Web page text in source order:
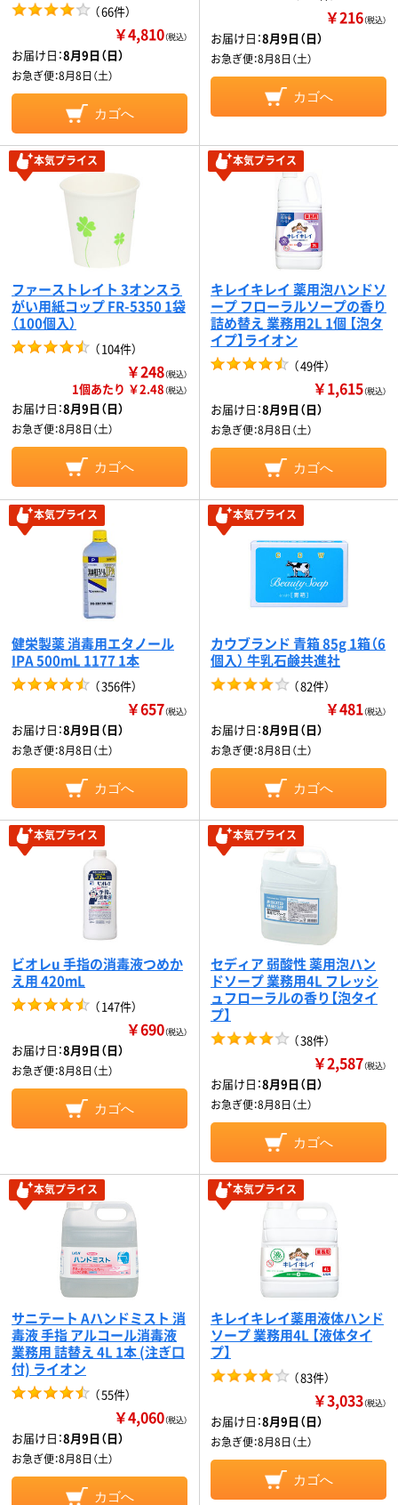
（66件）
￥4,810（税込）
お届け日：8月9日（日）
お急ぎ便：8月8日（土）
カゴへ
￥216（税込）
お届け日：8月9日（日）
お急ぎ便：8月8日（土）
カゴへ
本気プライス
ファーストレイト 3オンスう
がい用紙コップ FR-5350 1袋
（100個入）
（104件）
￥248（税込）
1個あたり ￥2.48（税込）
お届け日：8月9日（日）
お急ぎ便：8月8日（土）
カゴへ
本気プライス
キレイキレイ 薬用泡ハンドソ
ープ フローラルソープの香り
詰め替え 業務用2L 1個 【泡タ
イプ】ライオン
（49件）
￥1,615（税込）
お届け日：8月9日（日）
お急ぎ便：8月8日（土）
カゴへ
本気プライス
健栄製薬 消毒用エタノール
IPA 500mL 1177 1本
（356件）
￥657（税込）
お届け日：8月9日（日）
お急ぎ便：8月8日（土）
カゴへ
本気プライス
カウブランド 青箱 85g 1箱（6
個入） 牛乳石鹸共進社
（82件）
￥481（税込）
お届け日：8月9日（日）
お急ぎ便：8月8日（土）
カゴへ
本気プライス
ビオレu 手指の消毒液つめか
え用 420mL
（147件）
￥690（税込）
お届け日：8月9日（日）
お急ぎ便：8月8日（土）
カゴへ
本気プライス
セディア 弱酸性 薬用泡ハン
ドソープ 業務用4L フレッシ
ュフローラルの香り【泡タイ
プ】
（38件）
￥2,587（税込）
お届け日：8月9日（日）
お急ぎ便：8月8日（土）
カゴへ
本気プライス
サニテート Aハンドミスト 消
毒液 手指 アルコール消毒液
業務用 詰替え 4L 1本 (注ぎ口
付) ライオン
（55件）
￥4,060（税込）
お届け日：8月9日（日）
お急ぎ便：8月8日（土）
カゴへ
本気プライス
キレイキレイ薬用液体ハンド
ソープ 業務用4L 【液体タイ
プ】
（83件）
￥3,033（税込）
お届け日：8月9日（日）
お急ぎ便：8月8日（土）
カゴへ